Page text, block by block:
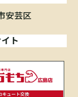
安芸区
ト